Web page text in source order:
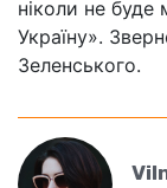
ніколи не
Україну».
Зеленського.